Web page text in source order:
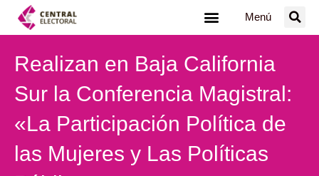
Menú
Realizan en Baja California
Sur la Conferencia Magistral:
«La Participación Política de
las Mujeres y Las Políticas